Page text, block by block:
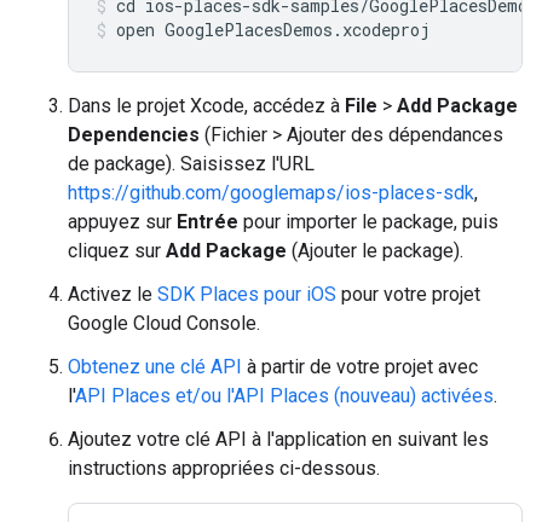
open GooglePlacesDemos.xcodeproj
Dans le projet Xcode, accédez à File > Add Package
Dependencies (Fichier > Ajouter des dépendances
de package). Saisissez l'URL
https://github.com/googlemaps/ios-places-sdk,
appuyez sur Entrée pour importer le package, puis
cliquez sur Add Package (Ajouter le package).
Activez le SDK Places pour iOS pour votre projet
Google Cloud Console.
Obtenez une clé API à partir de votre projet avec
l'API Places et/ou l'API Places (nouveau) activées.
Ajoutez votre clé API à l'application en suivant les
instructions appropriées ci-dessous.